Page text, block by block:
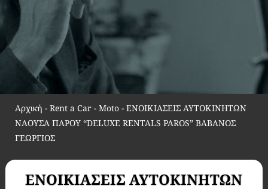
Αρχική - Rent a Car - Moto- ΕΝΟΙΚΙΑΣΕΙΣ ΑΥΤΟΚΙΝΗΤΩΝ
ΝΑΟΥΣΑ ΠΑΡΟΥ “DELUXE RENTALS PAROS” ΒΑΒΑΝΟΣ
ΓΕΩΡΓΙΟΣ
ΕΝΟΙΚΙΑΣΕΙΣ ΑΥΤΟΚΙΝΗΤΩΝ